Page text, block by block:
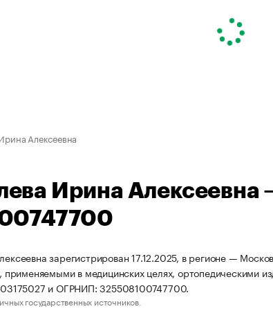
Алексеевна
Ирина
зарегистрирован 17.12.2025, в регионе —
применяемыми в медицинских целях, ортопедическими
и ОГРНИП: 325508100747700.
государственных источников.